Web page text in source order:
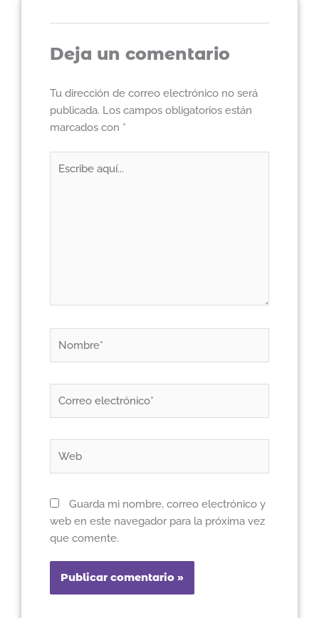
Deja un comentario
Tu dirección de correo electrónico no será
publicada. Los campos obligatorios están
marcados con *
aquí...
electrónico*
Guarda mi nombre, correo electrónico y
web en este navegador para la próxima vez
que comente.